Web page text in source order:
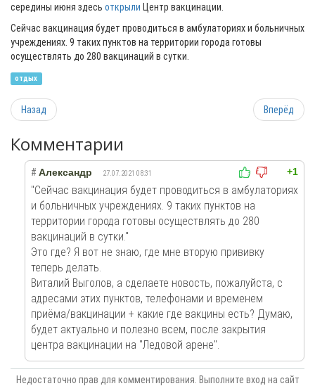
середины июня здесь открыли Центр вакцинации.
Сейчас вакцинация будет проводиться в амбулаториях и больничных
учреждениях. 9 таких пунктов на территории города готовы
осуществлять до 280 вакцинаций в сутки.
отдых
Назад Вперёд
Комментарии
+1
# Александр 27.07.2021 08:31
"Сейчас вакцинация будет проводиться в амбулаториях
и больничных учреждениях. 9 таких пунктов на
территории города готовы осуществлять до 280
вакцинаций в сутки."
Это где? Я вот не знаю, где мне вторую прививку
теперь делать.
Виталий Выголов, а сделаете новость, пожалуйста, с
адресами этих пунктов, телефонами и временем
приёма/вакцинации + какие где вакцины есть? Думаю,
будет актуально и полезно всем, после закрытия
центра вакцинации на "Ледовой арене".
Недостаточно прав для комментирования. Выполните вход на сайт